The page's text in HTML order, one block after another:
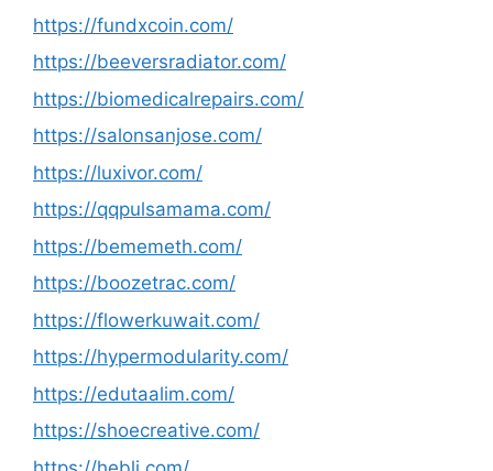
https://fundxcoin.com/
https://beeversradiator.com/
https://biomedicalrepairs.com/
https://salonsanjose.com/
https://luxivor.com/
https://qqpulsamama.com/
https://bememeth.com/
https://boozetrac.com/
https://flowerkuwait.com/
https://hypermodularity.com/
https://edutaalim.com/
https://shoecreative.com/